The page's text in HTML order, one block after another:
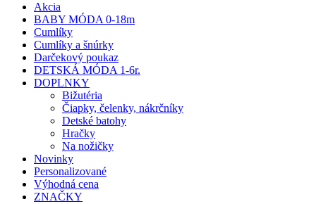
Akcia
BABY MÓDA 0-18m
Cumlíky
Cumlíky a šnúrky
Darčekový poukaz
DETSKÁ MÓDA 1-6r.
DOPLNKY
Bižutéria
Čiapky, čelenky, nákrčníky
Detské batohy
Hračky
Na nožičky
Novinky
Personalizované
Výhodná cena
ZNAČKY